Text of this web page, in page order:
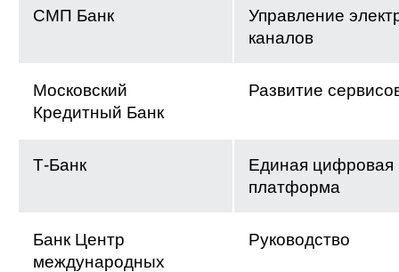
СМП Банк
Управление
каналов
Московский
Кредитный Банк
Развитие
Т-Банк
Единая цифровая
платформа
Банк Центр
международных
Руководство